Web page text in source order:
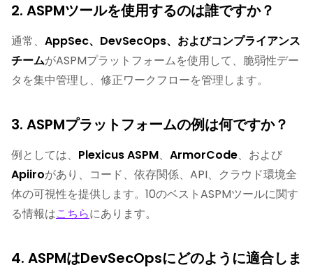
2. ASPMツールを使用するのは誰ですか？
通常、 AppSec、DevSecOps、およびコンプライアンス
チームがASPMプラットフォームを使用して、脆弱性デー
タを集中管理し、修正ワークフローを管理します。
3. ASPMプラットフォームの例は何ですか？
例としては、 Plexicus ASPM、 ArmorCode、および
Apiiroがあり、コード、依存関係、API、クラウド環境全
体の可視性を提供します。10のベストASPMツールに関す
る情報はこちらにあります。
4. ASPMはDevSecOpsにどのように適合しま